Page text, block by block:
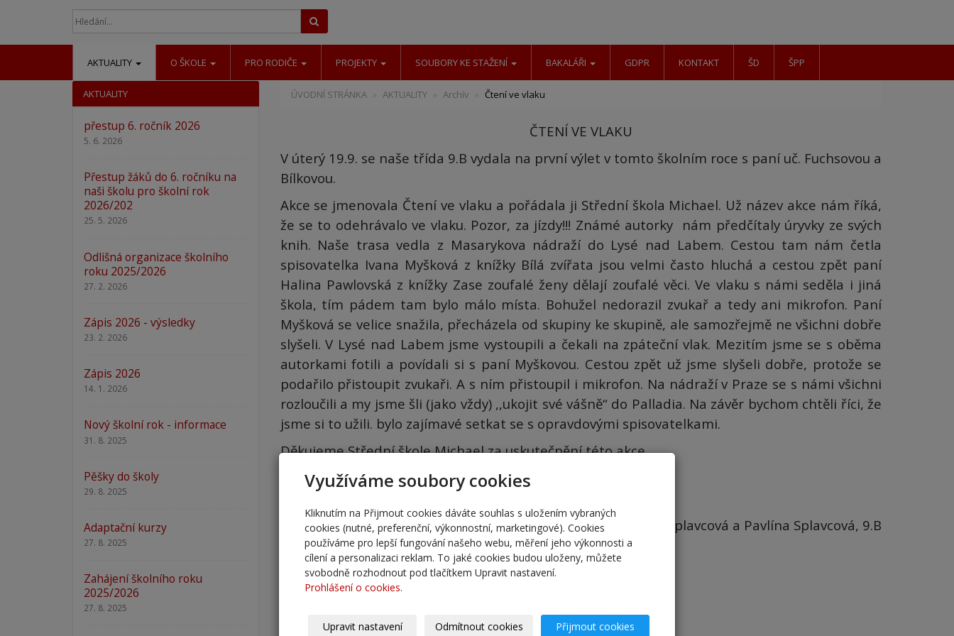
AKTUALITY O ŠKOLE PRO RODIČE PROJEKTY SOUBORY KE STAŽENÍ BAKALÁŘI GDPR KONTAKT ŠD ŠPP
ÚVODNÍ STRÁNKA AKTUALITY Archív Čtení ve vlaku
ČTENÍ VE VLAKU
V úterý 19.9. se naše třída 9.B vydala na první výlet v tomto školním roce s paní uč. Fuchsovou a
Bílkovou.
Akce se jmenovala Čtení ve vlaku a pořádala ji Střední škola Michael. Už název akce nám říká,
že se to odehrávalo ve vlaku. Pozor, za jízdy!!! Známé autorky nám předčítaly úryvky ze svých
knih. Naše trasa vedla z Masarykova nádraží do Lysé nad Labem. Cestou tam nám četla
spisovatelka Ivana Myšková z knížky Bílá zvířata jsou velmi často hluchá a cestou zpět paní
Halina Pawlovská z knížky Zase zoufalé ženy dělají zoufalé věci. Ve vlaku s námi seděla i jiná
škola, tím pádem tam bylo málo místa. Bohužel nedorazil zvukař a tedy ani mikrofon. Paní
Myšková se velice snažila, přecházela od skupiny ke skupině, ale samozřejmě ne všichni dobře
slyšeli.V Lysé nad Labem jsme vystoupili a čekali na zpáteční vlak. Mezitím jsme se s oběma
autorkami fotili a povídali si s paní Myškovou. Cestou zpět už jsme slyšeli dobře, protože se
podařilo přistoupit zvukaři. A s ním přistoupil i mikrofon. Na nádraží v Praze se s námi všichni
rozloučili a my jsme šli (jako vždy) ,,ukojit své vášně“ do Palladia. Na závěr bychom chtěli říci, že
jsme si to užili. bylo zajímavé setkat se s opravdovými spisovatelkami.
Děkujeme Střední škole Michael za uskutečnění této akce.
Martina Splavcová a Pavlína Splavcová, 9.B
AKTUALITY
přestup 6. ročník 2026
5. 6. 2026
Přestup žáků do 6. ročníku na
naši školu pro školní rok
2026/202
25. 5. 2026
Odlišná organizace školního
roku 2025/2026
27. 2. 2026
Zápis 2026 - výsledky
23. 2. 2026
Zápis 2026
14. 1. 2026
Nový školní rok - informace
31. 8. 2025
Pěšky do školy
29. 8. 2025
Adaptační kurzy
27. 8. 2025
Zahájení školního roku
2025/2026
27. 8. 2025
Využíváme soubory cookies
Kliknutím na Přijmout cookies dáváte souhlas s uložením vybraných
cookies (nutné, preferenční, výkonnostní, marketingové). Cookies
používáme pro lepší fungování našeho webu, měření jeho výkonnosti a
cílení a personalizaci reklam. To jaké cookies budou uloženy, můžete
svobodně rozhodnout pod tlačítkem Upravit nastavení.
Prohlášení o cookies.
Upravit nastavení Odmítnout cookies Přijmout cookies